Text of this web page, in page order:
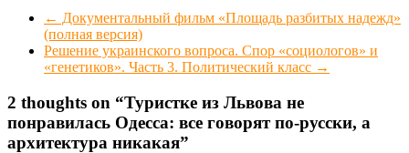
← Документальный фильм «Площадь разбитых надежд»
(полная версия)
Решение украинского вопроса. Спор «социологов» и
«генетиков». Часть 3. Политический класс →
2 thoughts on “Туристке из Львова не
понравилась Одесса: все говорят по-русски, а
архитектура никакая”